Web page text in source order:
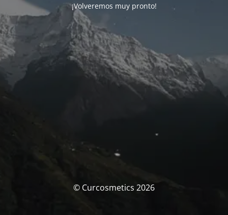
¡Volveremos muy pronto!
© Curcosmetics 2026